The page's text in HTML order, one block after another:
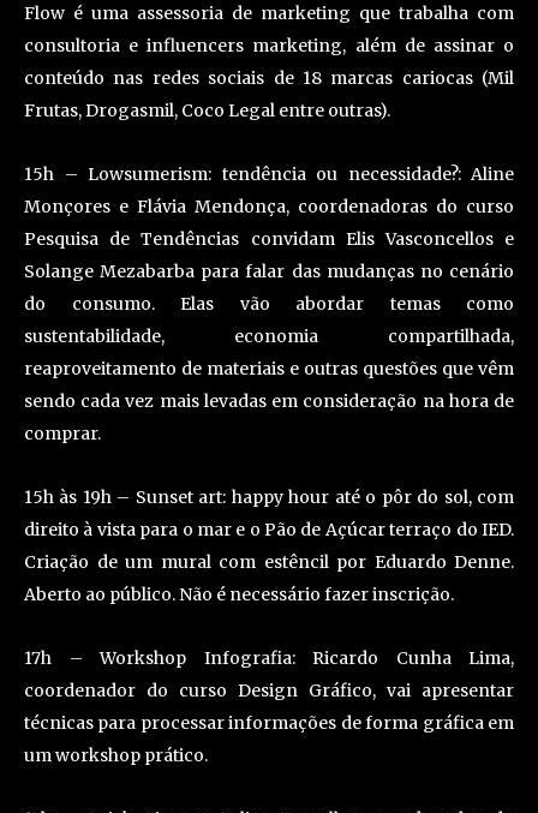
Flow é uma assessoria de marketing que trabalha com
consultoria e influencers marketing, além de assinar o
conteúdo nas redes sociais de 18 marcas cariocas (Mil
Frutas, Drogasmil, Coco Legal entre outras).
15h – Lowsumerism: tendência ou necessidade?: Aline
Monçores e Flávia Mendonça, coordenadoras do curso
Pesquisa de Tendências convidam Elis Vasconcellos e
Solange Mezabarba para falar das mudanças no cenário
do consumo. Elas vão abordar temas como
sustentabilidade, economia compartilhada,
reaproveitamento de materiais e outras questões que vêm
sendo cada vez mais levadas em consideração na hora de
comprar.
15h às 19h – Sunset art: happy hour até o pôr do sol, com
direito à vista para o mar e o Pão de Açúcar terraço do IED.
Criação de um mural com estêncil por Eduardo Denne.
Aberto ao público. Não é necessário fazer inscrição.
17h – Workshop Infografia: Ricardo Cunha Lima,
coordenador do curso Design Gráfico, vai apresentar
técnicas para processar informações de forma gráfica em
um workshop prático.